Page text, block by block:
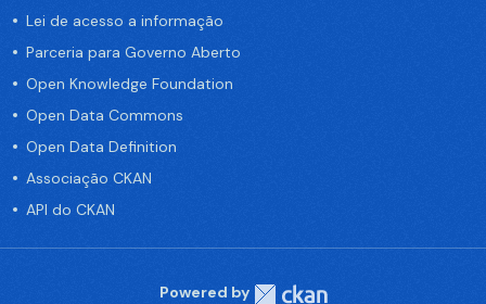
Lei de acesso a informação
Parceria para Governo Aberto
Open Knowledge Foundation
Open Data Commons
Open Data Definition
Associação CKAN
API do CKAN
Powered by